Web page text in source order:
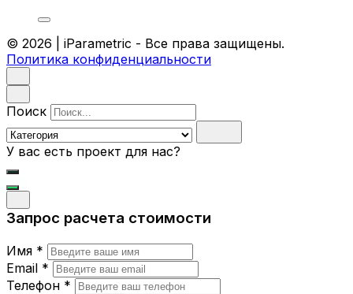
© 2026 | iParametric - Все права защищены.
Политика конфиденциальности
Поиск
У вас есть проект для нас?
Запрос расчета стоимости
Имя *
Email *
Телефон *